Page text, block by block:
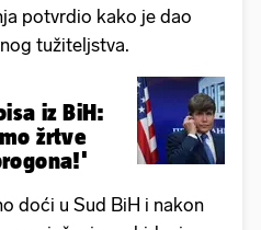
potvrdio kako je dao
tužiteljstva.
iz BiH:
žrtve
doći u Sud BiH i nakon